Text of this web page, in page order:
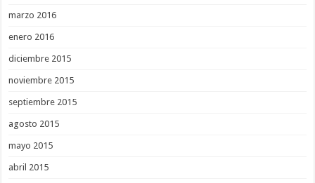
marzo 2016
enero 2016
diciembre 2015
noviembre 2015
septiembre 2015
agosto 2015
mayo 2015
abril 2015